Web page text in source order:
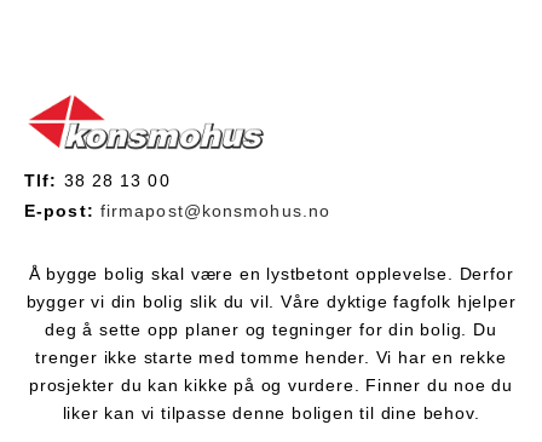
Tlf: 38 28 13 00
E-post: firmapost@konsmohus.no
Å bygge bolig skal være en lystbetont opplevelse. Derfor
bygger vi din bolig slik du vil. Våre dyktige fagfolk hjelper
deg å sette opp planer og tegninger for din bolig. Du
trenger ikke starte med tomme hender. Vi har en rekke
prosjekter du kan kikke på og vurdere. Finner du noe du
liker kan vi tilpasse denne boligen til dine behov.